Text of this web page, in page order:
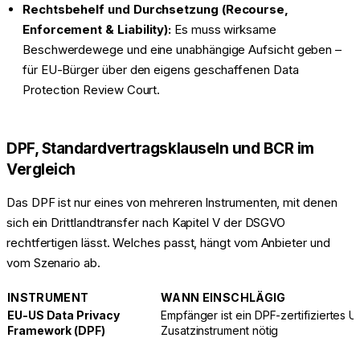
Rechtsbehelf und Durchsetzung (Recourse,
Enforcement & Liability): Es muss wirksame
Beschwerdewege und eine unabhängige Aufsicht geben –
für EU-Bürger über den eigens geschaffenen Data
Protection Review Court.
DPF, Standardvertragsklauseln und BCR im
Vergleich
Das DPF ist nur eines von mehreren Instrumenten, mit denen
sich ein Drittlandtransfer nach Kapitel V der DSGVO
rechtfertigen lässt. Welches passt, hängt vom Anbieter und
vom Szenario ab.
INSTRUMENT
WANN EINSCHLÄGIG
EU-US Data Privacy
Framework (DPF)
Empfänger ist ein DPF-zertifiziertes
Zusatzinstrument nötig